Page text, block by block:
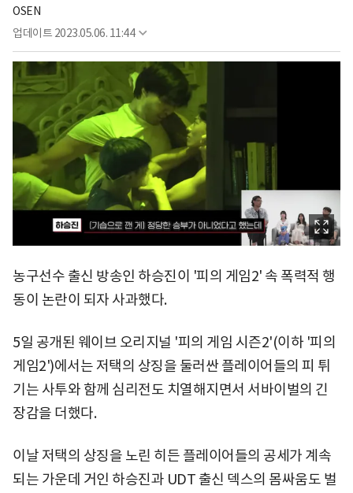
OSEN
업데이트 2023.05.06. 11:44
농구선수 출신 방송인 하승진이 '피의 게임2' 속 폭력적 행
동이 논란이 되자 사과했다.
5일 공개된 웨이브 오리지널 '피의 게임 시즌2'(이하 '피의
게임2')에서는 저택의 상징을 둘러싼 플레이어들의 피 튀
기는 사투와 함께 심리전도 치열해지면서 서바이벌의 긴
장감을 더했다.
이날 저택의 상징을 노린 히든 플레이어들의 공세가 계속
되는 가운데 거인 하승진과 UDT 출신 덱스의 몸싸움도 벌